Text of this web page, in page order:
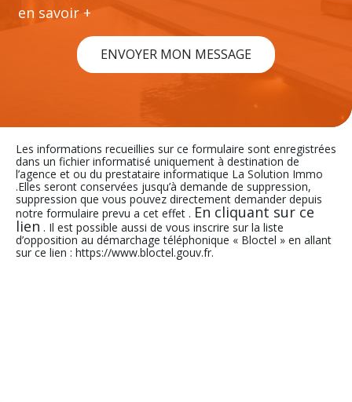
en savoir +
ENVOYER MON MESSAGE
Les informations recueillies sur ce formulaire sont enregistrées
dans un fichier informatisé uniquement à destination de
l’agence et ou du prestataire informatique La Solution Immo
.Elles seront conservées jusqu’à demande de suppression,
suppression que vous pouvez directement demander depuis
notre formulaire prevu a cet effet . En cliquant sur ce
lien . Il est possible aussi de vous inscrire sur la liste
d’opposition au démarchage téléphonique « Bloctel » en allant
sur ce lien : https://www.bloctel.gouv.fr.